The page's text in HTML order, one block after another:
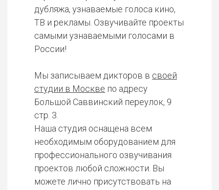
дубляжа, узнаваемые голоса кино,
ТВ и рекламы. Озвучивайте проекты
самыми узнаваемыми голосами в
России!
Мы записываем дикторов в своей
студии в Москве по адресу
Большой Саввинский переулок, 9
стр. 3.
Наша студия оснащена всем
необходимым оборудованием для
профессионального озвучивания
проектов любой сложности. Вы
можете лично присутствовать на